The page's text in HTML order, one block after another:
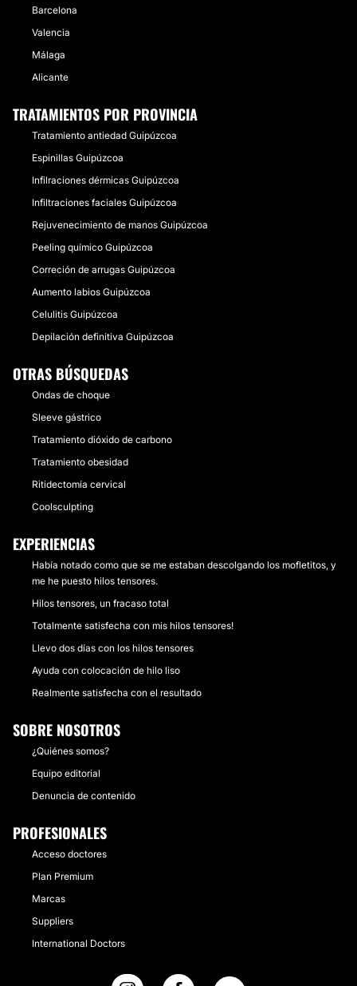
Barcelona
Valencia
Málaga
Alicante
TRATAMIENTOS POR PROVINCIA
Tratamiento antiedad Guipúzcoa
Espinillas Guipúzcoa
Infilraciones dérmicas Guipúzcoa
Infiltraciones faciales Guipúzcoa
Rejuvenecimiento de manos Guipúzcoa
Peeling químico Guipúzcoa
Correción de arrugas Guipúzcoa
Aumento labios Guipúzcoa
Celulitis Guipúzcoa
Depilación definitiva Guipúzcoa
OTRAS BÚSQUEDAS
Ondas de choque
Sleeve gástrico
Tratamiento dióxido de carbono
Tratamiento obesidad
Ritidectomía cervical
Coolsculpting
EXPERIENCIAS
Había notado como que se me estaban descolgando los mofletitos, y
me he puesto hilos tensores.
Hilos tensores, un fracaso total
Totalmente satisfecha con mis hilos tensores!
Llevo dos días con los hilos tensores
Ayuda con colocación de hilo liso
Realmente satisfecha con el resultado
SOBRE NOSOTROS
¿Quiénes somos?
Equipo editorial
Denuncia de contenido
PROFESIONALES
Acceso doctores
Plan Premium
Marcas
Suppliers
International Doctors